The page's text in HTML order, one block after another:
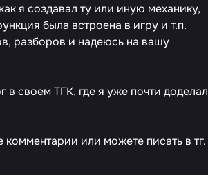
я создавал ту или иную механику,
была встроена в игру и т.п.
разборов и надеюсь на вашу
в своемТГК, где я уже почти доделал
или можете писать в тг.